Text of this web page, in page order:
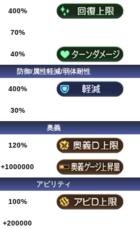
400%
70%
40%
防御/属性軽減/弱体耐性
400%
30%
奥義
120%
+1000000
アビリティ
100%
+200000